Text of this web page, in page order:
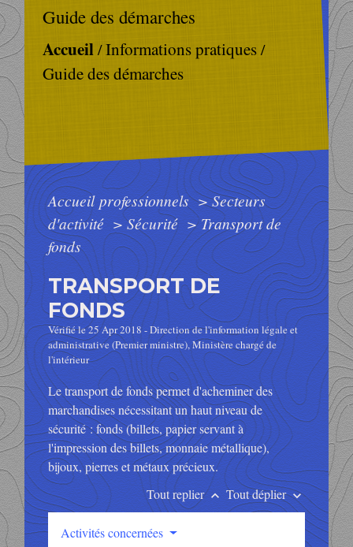
Guide des démarches
Accueil/Informations pratiques/
Guide des démarches
Accueil professionnels>Secteurs
d'activité>Sécurité > Transport de
fonds
TRANSPORT DE
FONDS
Vérifié le 25 Apr 2018 - Direction de l'information légale et
administrative (Premier ministre), Ministère chargé de
l'intérieur
Le transport de fonds permet d'acheminer des
marchandises nécessitant un haut niveau de
sécurité : fonds (billets, papier servant à
l'impression des billets, monnaie métallique),
bijoux, pierres et métaux précieux.
Tout replierkeyboard_arrow_up Tout déplierkeyboard_arrow_down
Activités concernées